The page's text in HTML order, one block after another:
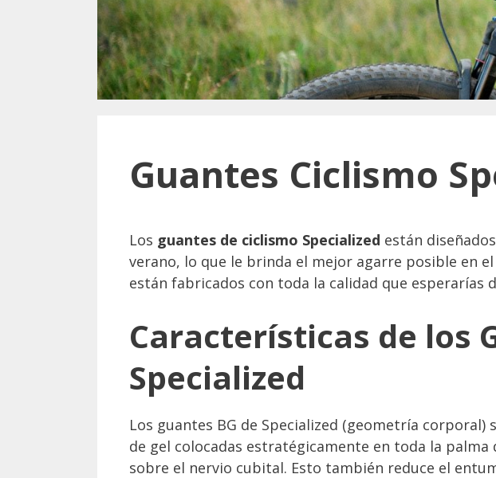
Guantes Ciclismo
Los guantes de ciclismo Specialized están
verano, lo que le brinda el mejor agarre posible en
están fabricados con toda la calidad que esperarías
Características de los
Specialized
Los guantes BG de Specialized (geometría
de gel colocadas estratégicamente en toda la
sobre el nervio cubital. Esto también reduce el